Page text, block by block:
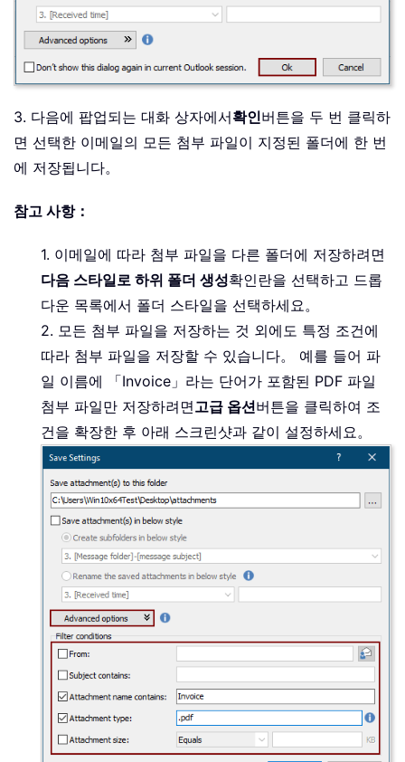
3. 다음에 팝업되는 대화 상자에서확인버튼을 두 번 클릭하
면 선택한 이메일의 모든 첨부 파일이 지정된 폴더에 한 번
에 저장됩니다。
참고 사항：
1. 이메일에 따라 첨부 파일을 다른 폴더에 저장하려면
다음 스타일로 하위 폴더 생성확인란을 선택하고 드롭
다운 목록에서 폴더 스타일을 선택하세요。
2. 모든 첨부 파일을 저장하는 것 외에도 특정 조건에
따라 첨부 파일을 저장할 수 있습니다。 예를 들어 파
일 이름에 「Invoice」라는 단어가 포함된 PDF 파일
첨부 파일만 저장하려면고급 옵션버튼을 클릭하여 조
건을 확장한 후 아래 스크린샷과 같이 설정하세요。